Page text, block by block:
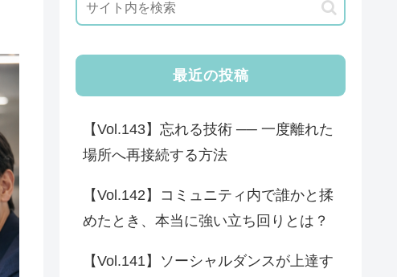
最近の投稿
【Vol.143】忘れる技術 ── 一度離れた
場所へ再接続する方法
【Vol.142】コミュニティ内で誰かと揉
めたとき、本当に強い立ち回りとは？
【Vol.141】ソーシャルダンスが上達す